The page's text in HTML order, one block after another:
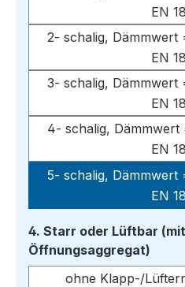
EN
2- schalig, Dämmwert
EN
3- schalig, Dämmwert
EN
4- schalig, Dämmwert
EN
5- schalig, Dämmwert
EN
4. Starr oder Lüftbar
Öffnungsaggregat)
ohne Klapp-/